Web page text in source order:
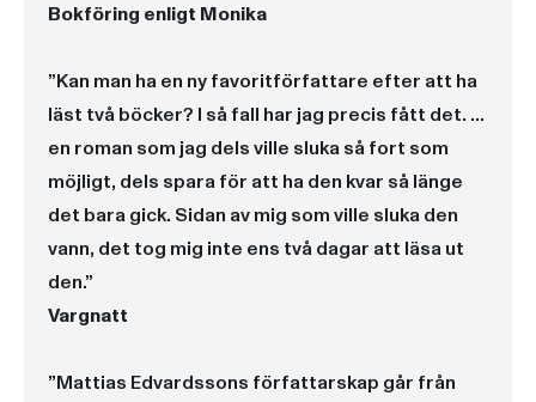
Bokföring enligt Monika
”Kan man ha en ny favoritförfattare efter att ha
läst två böcker? I så fall har jag precis fått det. …
en roman som jag dels ville sluka så fort som
möjligt, dels spara för att ha den kvar så länge
det bara gick. Sidan av mig som ville sluka den
vann, det tog mig inte ens två dagar att läsa ut
den.”
Vargnatt
”Mattias Edvardssons författarskap går från